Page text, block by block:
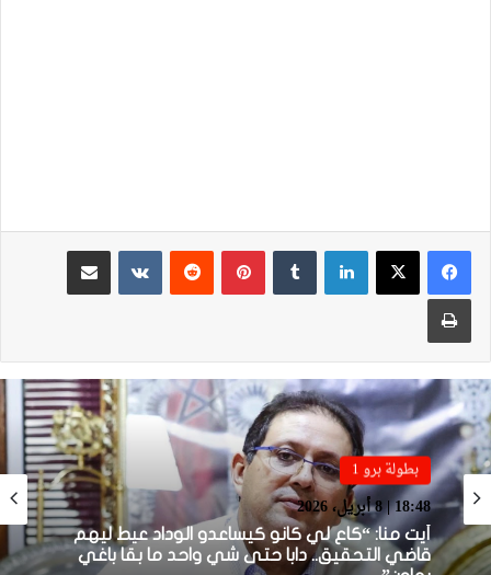
لينكدإن بينتيريست
مشاركة عبر البريد
طباعة
بطولة برو 1
22:23 | 6 أبريل، 2026
توالي النتائج السلبية يلاحق الوداد الرياضي بعد
تعادل جديد أمام الدفاع الحسني الجديدي